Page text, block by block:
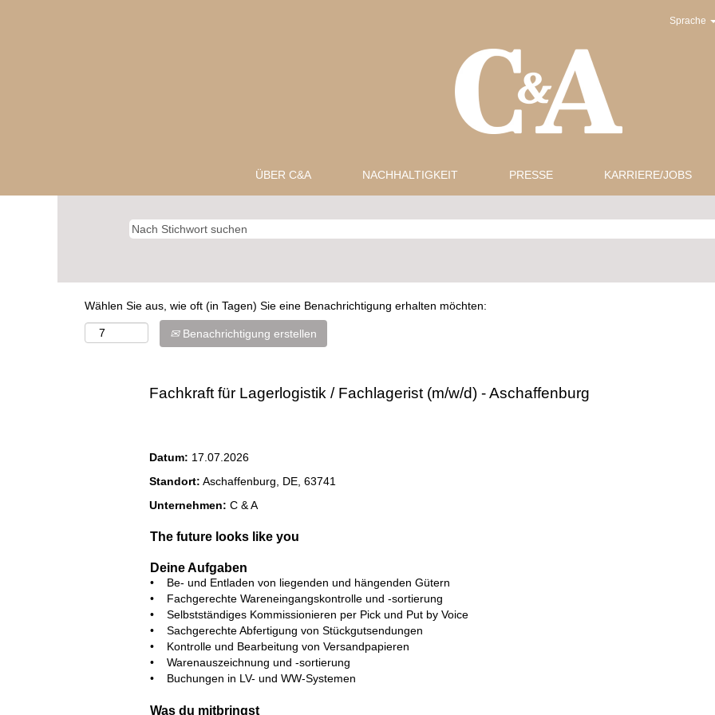
Sprache
ÜBER C&A NACHHALTIGKEIT PRESSE KARRIERE/JOBS
Wählen Sie aus, wie oft (in Tagen) Sie eine Benachrichtigung erhalten möchten:
Benachrichtigung erstellen
Fachkraft für Lagerlogistik / Fachlagerist (m/w/d) - Aschaffenburg
Datum: 17.07.2026
Standort: Aschaffenburg, DE, 63741
Unternehmen: C & A
The future looks like you
Deine Aufgaben
• Be- und Entladen von liegenden und hängenden Gütern
• Fachgerechte Wareneingangskontrolle und -sortierung
• Selbstständiges Kommissionieren per Pick und Put by Voice
• Sachgerechte Abfertigung von Stückgutsendungen
• Kontrolle und Bearbeitung von Versandpapieren
• Warenauszeichnung und -sortierung
• Buchungen in LV- und WW-Systemen
Was du mitbringst